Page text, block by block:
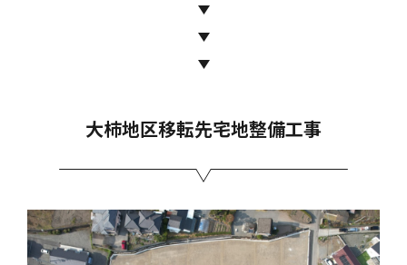
大柿地区移転先宅地整備工事